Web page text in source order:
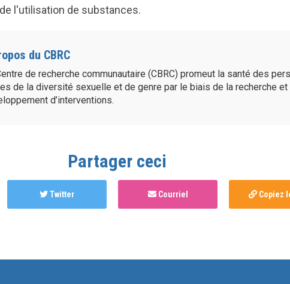
l'utilisation de substances.
du CBRC
de recherche communautaire (CBRC) promeut la santé des
de la diversité sexuelle et de genre par le biais de la recherche et
d’interventions.
Partager ceci
Twitter Courriel Copiez